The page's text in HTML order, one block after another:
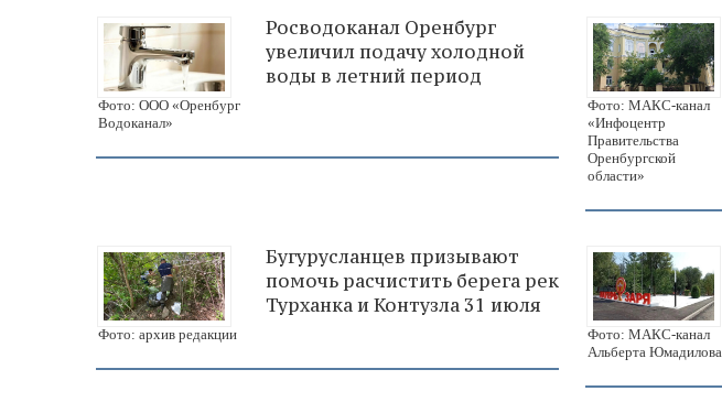
Фото: ООО «Оренбург
Водоканал»
Росводоканал Оренбург
увеличил подачу холодной
воды в летний период
Фото: МАКС-канал
«Инфоцентр
Правительства
Оренбургской
области»
Фото: архив редакции
Бугурусланцев призывают
помочь расчистить берега рек
Турханка и Контузла 31 июля
Фото: МАКС-канал
Альберта Юмадилова